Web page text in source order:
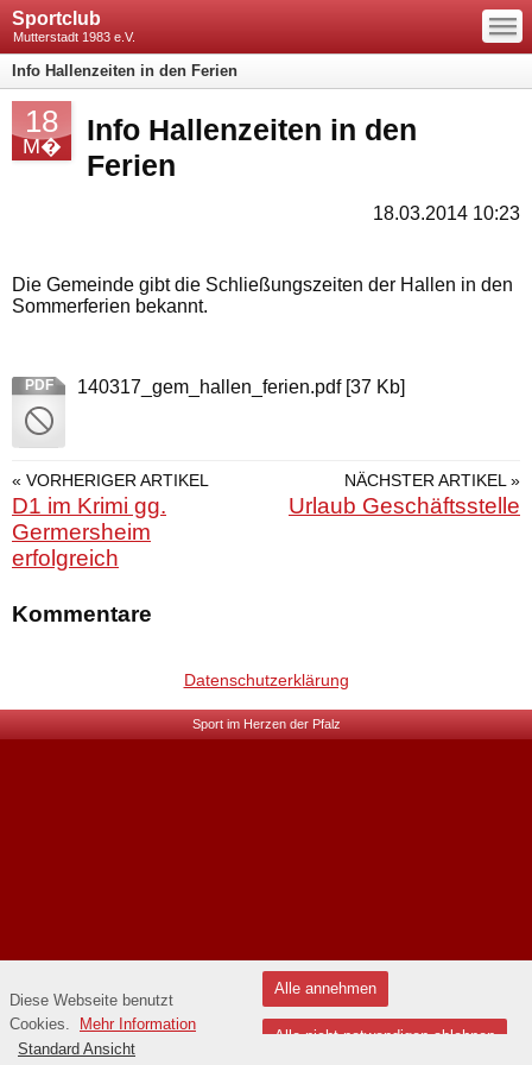
Sportclub
Mutterstadt 1983 e.V.
—
—
—
Info Hallenzeiten in den Ferien
18
M�
Info Hallenzeiten in den
Ferien
18.03.2014 10:23
Die Gemeinde gibt die Schließungszeiten der Hallen in den
Sommerferien bekannt.
PDF 140317_gem_hallen_ferien.pdf [37 Kb]
« VORHERIGER ARTIKEL
D1 im Krimi gg.
Germersheim
erfolgreich
NÄCHSTER ARTIKEL »
Urlaub Geschäftsstelle
Kommentare
Datenschutzerklärung
Sport im Herzen der Pfalz
Standard Ansicht
Diese Webseite benutzt
Cookies.
Mehr Information
Alle annehmen
Alle nicht notwendigen ablehnen